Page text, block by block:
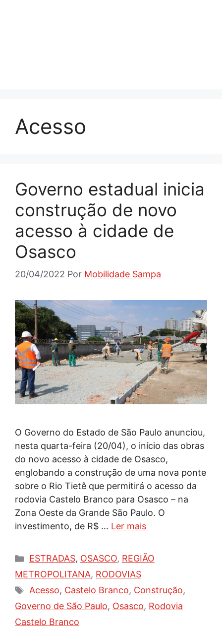
Acesso
Governo estadual inicia
construção de novo
acesso à cidade de
Osasco
20/04/2022 Por Mobilidade Sampa
O Governo do Estado de São Paulo anunciou,
nesta quarta-feira (20/04), o início das obras
do novo acesso à cidade de Osasco,
englobando a construção de uma nova ponte
sobre o Rio Tietê que permitirá o acesso da
rodovia Castelo Branco para Osasco – na
Zona Oeste da Grande São Paulo. O
investimento, de R$ … Ler mais
Categorias
ESTRADAS, OSASCO, REGIÃO
METROPOLITANA, RODOVIAS
Tags
Acesso, Castelo Branco, Construção,
Governo de São Paulo, Osasco, Rodovia
Castelo Branco